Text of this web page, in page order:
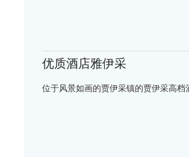
优质酒店雅伊采
位于风景如画的贾伊采镇的贾伊采高档